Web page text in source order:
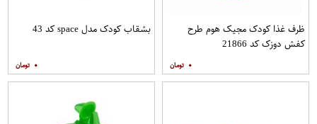
ظرف غذا کودک مجیک هوم طرح
کفش دوزک کد 21866
۰
بشقاب کودک مدل space کد 43
۰